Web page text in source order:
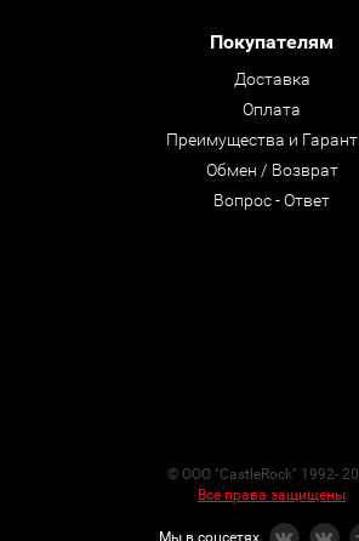
Покупателям
Доставка
Оплата
Преимущества и
Обмен / Возврат
Вопрос - Ответ
© ООО "CastleRock" 1992-
Все права защищены
Мы в соцсетях